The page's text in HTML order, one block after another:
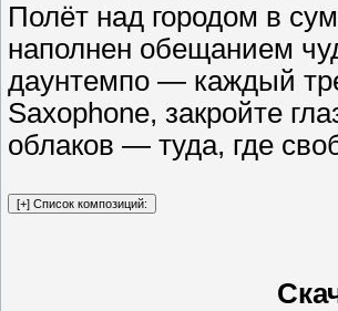
Полёт над городом в
наполнен обещанием
даунтемпо — каждый
Saxophone, закройте
облаков — туда, где